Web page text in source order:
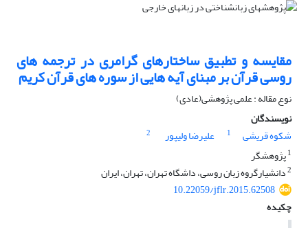
مقایسه و تطبیق ساختارهای گرامری در ترجمه های
روسی قرآن بر مبنای آیه هایی از سوره های قرآن کریم
نوع مقاله : علمی پژوهشی(عادی)
نویسندگان
شکوه قریشی
1 علیرضا ولیپور
2
1پژوهشگر
2دانشیارگروه زبان روسی، داشگاه تهران، تهران، ایران
10.22059/jflr.2015.62508
چکیده